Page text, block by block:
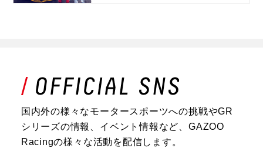
国内外の様々なモータースポーツへの挑戦やGR
シリーズの情報、イベント情報など、GAZOO
Racingの様々な活動を配信します。